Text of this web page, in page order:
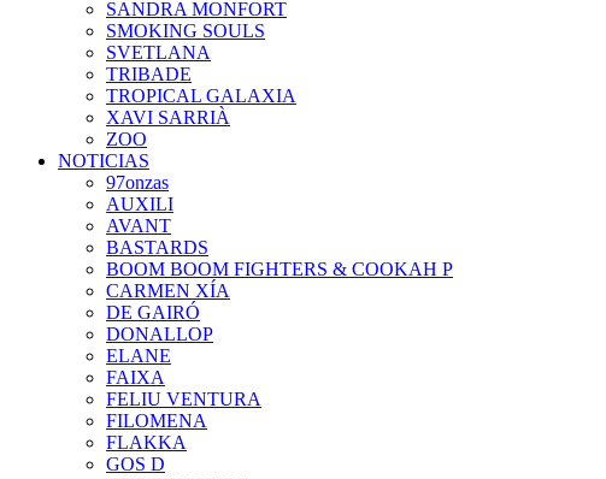
SANDRA MONFORT
SMOKING SOULS
SVETLANA
TRIBADE
TROPICAL GALAXIA
XAVI SARRIÀ
ZOO
NOTICIAS
97onzas
AUXILI
AVANT
BASTARDS
BOOM BOOM FIGHTERS & COOKAH P
CARMEN XÍA
DE GAIRÓ
DONALLOP
ELANE
FAIXA
FELIU VENTURA
FILOMENA
FLAKKA
GOS D